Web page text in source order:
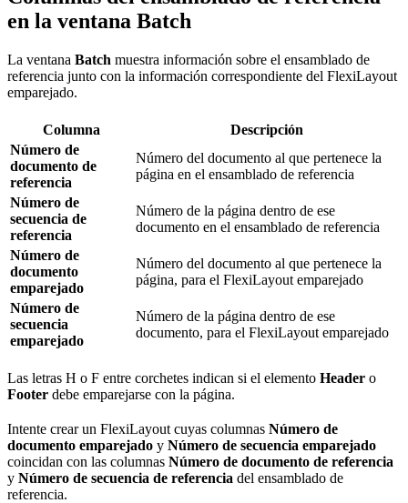
en la ventana Batch
La ventana Batch muestra información sobre el ensamblado de
referencia junto con la información correspondiente del FlexiLayout
emparejado.
Columna
Descripción
Número de
documento de
referencia
Número del documento al que pertenece la
página en el ensamblado de referencia
Número de
secuencia de
referencia
Número de la página dentro de ese
documento en el ensamblado de referencia
Número de
documento
emparejado
Número del documento al que pertenece la
página, para el FlexiLayout emparejado
Número de
secuencia
emparejado
Número de la página dentro de ese
documento, para el FlexiLayout emparejado
Las letras H o F entre corchetes indican si el elemento Header o
Footer debe emparejarse con la página.
Intente crear un FlexiLayout cuyas columnas Número de
documento emparejado y Número de secuencia emparejado
coincidan con las columnas Número de documento de referencia
y Número de secuencia de referencia del ensamblado de
referencia.